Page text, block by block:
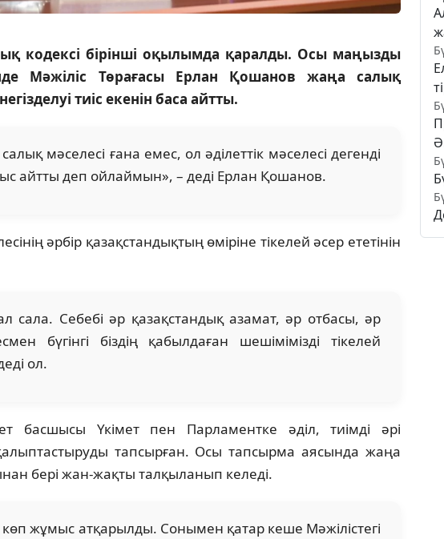
кодексі бірінші оқылымда қаралды. Осы маңызды
Мәжіліс Төрағасы Ерлан Қошанов жаңа салық
тиіс екенін баса айтты.
мәселесі ғана емес, ол әділеттік мәселесі дегенді
айтты деп ойлаймын», – деді Ерлан Қошанов.
әрбір қазақстандықтың өміріне тікелей әсер ететінін
сала. Себебі әр қазақстандық азамат, әр отбасы, әр
бүгінгі біздің қабылдаған шешімімізді тікелей
ол.
басшысы Үкімет пен Парламентке әділ, тиімді әрі
тапсырған. Осы тапсырма аясында жаңа
бері жан-жақты талқыланып келеді.
жұмыс атқарылды. Сонымен қатар кеше Мәжілістегі